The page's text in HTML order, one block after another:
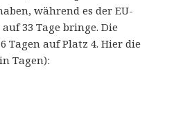
während es der EU-
33 Tage bringe. Die
Tagen auf Platz 4. Hier die
Tagen):